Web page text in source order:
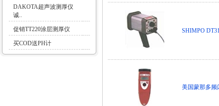
DAKOTA超声波测厚仪
诚..
促销TT220涂层测厚仪
买COD送PH计
SHIMPO
美国蒙那多频